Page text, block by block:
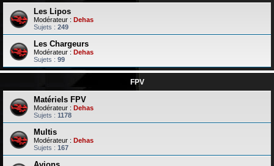
Les Lipos
Modérateur : Dehas
Sujets : 249
Les Chargeurs
Modérateur : Dehas
Sujets : 99
FPV
Matériels FPV
Modérateur : Dehas
Sujets : 1178
Multis
Modérateur : Dehas
Sujets : 167